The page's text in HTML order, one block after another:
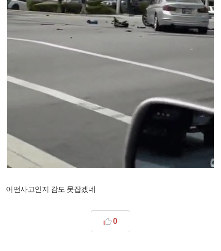
어떤사고인지 감도 못잡겠네
0